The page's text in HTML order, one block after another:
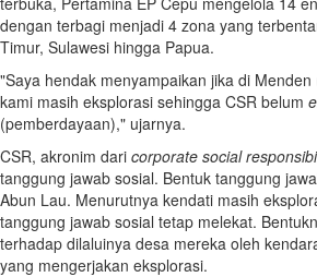
dengan terbagi menjadi 4 zona yang
Timur, Sulawesi hingga Papua.
"Saya hendak menyampaikan jika di
kami masih eksplorasi sehingga CSR belum
(pemberdayaan)," ujarnya.
CSR, akronim dari corporate social
tanggung jawab sosial. Bentuk tanggung
Abun Lau. Menurutnya kendati masih
tanggung jawab sosial tetap melekat.
terhadap dilaluinya desa mereka oleh
yang mengerjakan eksplorasi.